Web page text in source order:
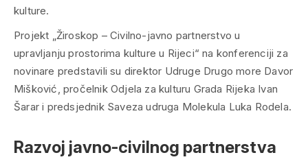
kulture.
Projekt „Žiroskop – Civilno-javno partnerstvo u
upravljanju prostorima kulture u Rijeci“ na konferenciji za
novinare predstavili su direktor Udruge Drugo more Davor
Mišković, pročelnik Odjela za kulturu Grada Rijeka Ivan
Šarar i predsjednik Saveza udruga Molekula Luka Rodela.
Razvoj javno-civilnog partnerstva